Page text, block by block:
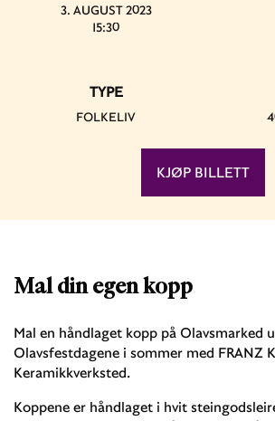
Mal din egen kopp
Mal en håndlaget kopp på Olavsmarked
Olavsfestdagene i sommer med FRANZ
Keramikkverksted.
Koppene er håndlaget i hvit
3. AUGUST 2023
15:30
TYPE
FOLKELIV
KJØP BILLETT